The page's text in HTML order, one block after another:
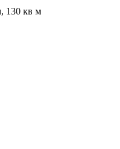
130 кв м